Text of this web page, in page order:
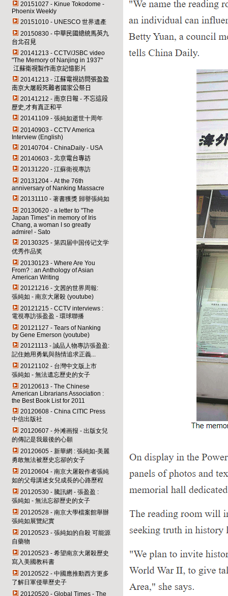
20151027 - Kinue Tokodome -
Phoenix Weekly
20151010 - UNESCO 世界遺產
20150830 - 中華民國總統馬英九
台北召見
20141213 - CCTV/JSBC video
"The Memory of Nanjing in 1937"
江蘇衛視製作南京記憶影片
20141213 - 江蘇電視訪問張盈盈
南京大屠殺死難者國家公祭日
20141212 - 南京日報 - 不忘這段
歷史,才有真正和平
20141109 - 張純如逝世十周年
20140903 - CCTV America
Interview (English)
20140704 - ChinaDaily - USA
20140603 - 北京電台專訪
20131220 - 江蘇衛視專訪
20131204 - At the 76th
anniversary of Nanking Massacre
20131110 - 著書獲獎 歸譽張純如
20130620 - a letter to "The
Japan Times" in memory of Iris
Chang, a woman I so greatly
admire! - Sato
20130325 - 第四届中国传记文学
优秀作品奖
20130123 - Where Are You
From? : an Anthology of Asian
American Writing
20121216 - 文茜的世界周報:
張純如 - 南京大屠殺 (youtube)
20121215 - CCTV interviews :
電視專訪張盈盈 - 環球聯播
20121127 - Tears of Nanking
by Gene Emerson (youtube)
20121113 - 誠品人物專訪張盈盈:
記住她用勇氣與熱情追求正義...
20121102 - 台灣中文版上市
張純如 - 無法遺忘歷史的女子
20120613 - The Chinese
American Librarians Association :
the Best Book List for 2011
20120608 - China CITIC Press
中信出版社
20120607 - 外滩画报 - 出版女兒
的傳記是我最後的心願
20120605 - 新華網 : 張純如-美麗
勇敢無法被歷史忘卻的女子
20120604 - 南京大屠殺作者張純
如的父母講述女兒成長的心路歷程
20120530 - 騰訊網 - 張盈盈 :
張純如 - 無法忘卻歷史的女子
20120528 - 南京大學檔案館舉辦
張純如展覽紀實
20120523 - 張純如的自殺 可能源
自藥物
20120523 - 希望南京大屠殺歷史
寫入美國教科書
20120522 - 中國應推動西方更多
了解日軍侵華歷史子
20120520 - Global Times - The